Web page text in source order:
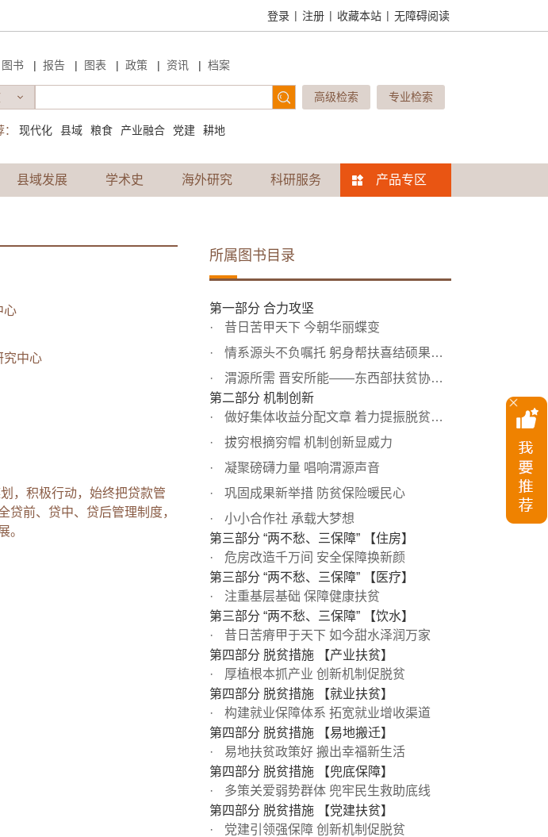
登录 | 注册 | 收藏本站 | 无障碍阅读
图书 | 报告 | 图表 | 政策 | 资讯 | 档案
高级检索 专业检索
现代化 县域 粮食 产业融合 党建 耕地
县域发展 学术史 海外研究 科研服务 产品专区
心
究中心
，积极行动，始终把贷款管
前、贷中、贷后管理制度，
。
所属图书目录
第一部分 合力攻坚
昔日苦甲天下 今朝华丽蝶变
情系源头不负嘱托 躬身帮扶喜结硕果——国务院扶贫办定点扶...
渭源所需 晋安所能——东西部扶贫协作纪实
第二部分 机制创新
做好集体收益分配文章 着力提振脱贫攻坚精气神
拔穷根摘穷帽 机制创新显威力
凝聚磅礴力量 唱响渭源声音
巩固成果新举措 防贫保险暖民心
小小合作社 承载大梦想
第三部分 “两不愁、三保障” 【住房】
危房改造千万间 安全保障换新颜
第三部分 “两不愁、三保障” 【医疗】
注重基层基础 保障健康扶贫
第三部分 “两不愁、三保障” 【饮水】
昔日苦瘠甲于天下 如今甜水泽润万家
第四部分 脱贫措施 【产业扶贫】
厚植根本抓产业 创新机制促脱贫
第四部分 脱贫措施 【就业扶贫】
构建就业保障体系 拓宽就业增收渠道
第四部分 脱贫措施 【易地搬迁】
易地扶贫政策好 搬出幸福新生活
第四部分 脱贫措施 【兜底保障】
多策关爱弱势群体 兜牢民生救助底线
第四部分 脱贫措施 【党建扶贫】
党建引领强保障 创新机制促脱贫